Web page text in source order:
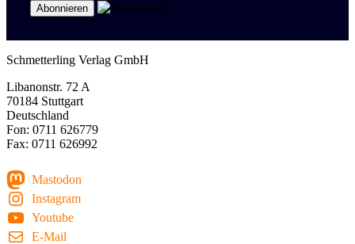
Schmetterling Verlag GmbH
Libanonstr. 72 A
70184 Stuttgart
Deutschland
Fon: 0711 626779
Fax: 0711 626992
Mastodon
Instagram
Youtube
E-Mail